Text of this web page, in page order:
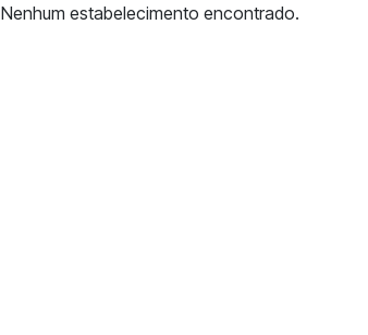
Nenhum estabelecimento encontrado.